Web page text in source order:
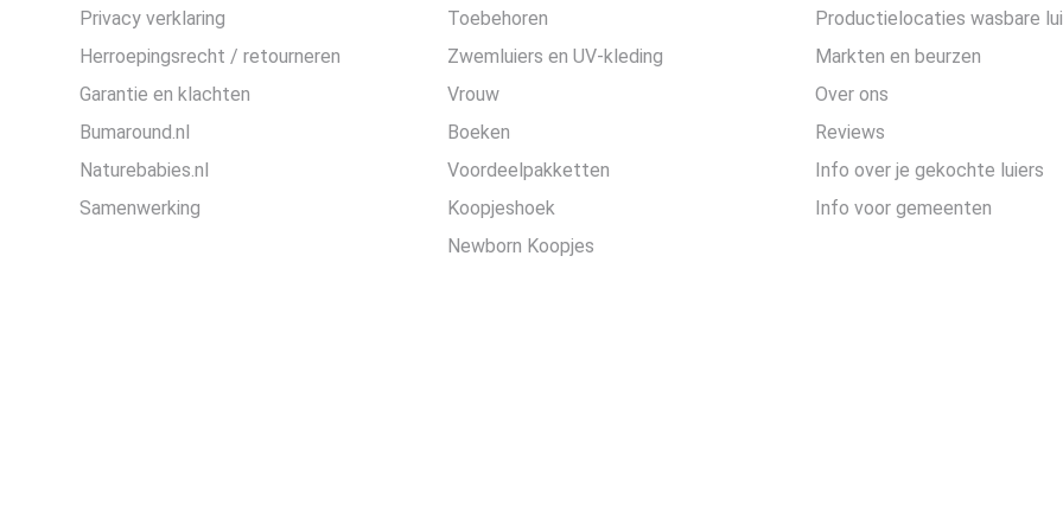
Privacy verklaring
Herroepingsrecht / retourneren
Garantie en klachten
Bumaround.nl
Naturebabies.nl
Samenwerking
Toebehoren
Zwemluiers en UV-kleding
Vrouw
Boeken
Voordeelpakketten
Koopjeshoek
Newborn Koopjes
Productielocaties wasbare
Markten en beurzen
Over ons
Reviews
Info over je gekochte luiers
Info voor gemeenten